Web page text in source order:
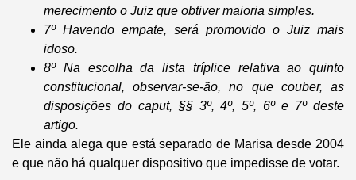
merecimento o Juiz que obtiver maioria simples.
7º Havendo empate, será promovido o Juiz mais
idoso.
8º Na escolha da lista tríplice relativa ao quinto
constitucional, observar-se-ão, no que couber, as
disposições do caput, §§ 3º, 4º, 5º, 6º e 7º deste
artigo.
Ele ainda alega que está separado de Marisa desde 2004
e que não há qualquer dispositivo que impedisse de votar.